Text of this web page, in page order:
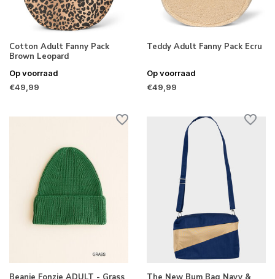
Cotton Adult Fanny Pack
Brown Leopard
Op voorraad
€49,99
Teddy Adult Fanny Pack Ecru
Op voorraad
€49,99